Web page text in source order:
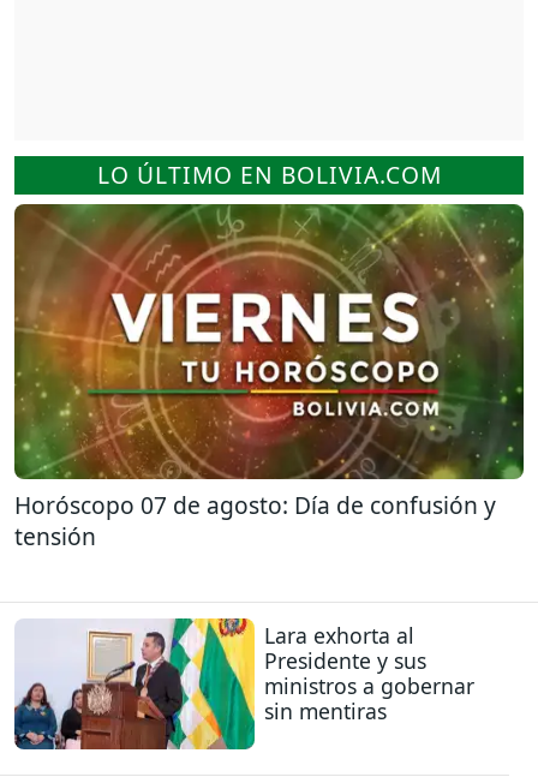
LO ÚLTIMO EN BOLIVIA.COM
Horóscopo 07 de agosto: Día de confusión y
tensión
Lara exhorta al
Presidente y sus
ministros a gobernar
sin mentiras